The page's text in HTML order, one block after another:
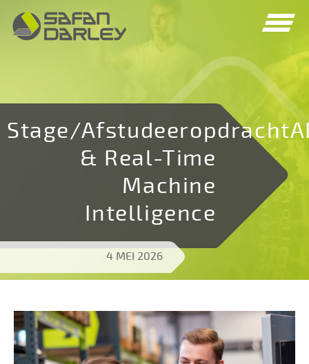
Spring
naar
navigatie
Spring
naar
inhoud
Stage/
& Real-Time
Machine
Intelligence
4 MEI 2026